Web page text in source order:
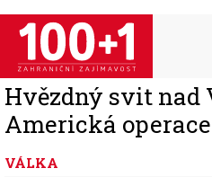
Přejít
hlavnímu
obsahu
Hvězdný svit nad
Americká
VÁLKA